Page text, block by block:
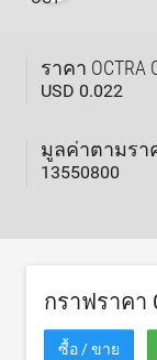
ราคา OCTRA
USD 0.022
มูลค่าตามรา
13550800
กราฟราคา
ซื้อ / ขาย